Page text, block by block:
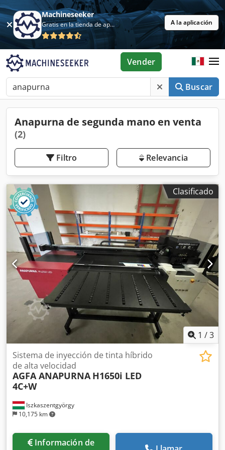
Machineseeker
Gratis en la tienda de aplicaciones A la aplicación
Buscar
Vender
Anapurna de segunda mano en venta
(2)
Filtro Relevancia
Clasificado
1 /3
Iszkaszentgyörgy
10,175 km
Sistema de inyección de tinta híbrido
de alta velocidad
AGFA ANAPURNA H1650i LED
4C+W
Información de